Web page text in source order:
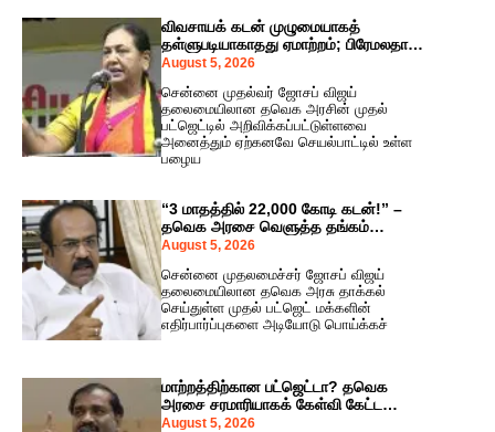
விவசாயக் கடன் முழுமையாகத்
தள்ளுபடியாகாதது ஏமாற்றம்; பிரேமலதா
விஜயகாந்த் கடும் விமர்சனம்!
August 5, 2026
சென்னை முதல்வர் ஜோசப் விஜய்
தலைமையிலான தவெக அரசின் முதல்
பட்ஜெட்டில் அறிவிக்கப்பட்டுள்ளவை
அனைத்தும் ஏற்கனவே செயல்பாட்டில் உள்ள
பழைய
“3 மாதத்தில் 22,000 கோடி கடன்!” –
தவெக அரசை வெளுத்த தங்கம்
தென்னரசு!
August 5, 2026
சென்னை முதலமைச்சர் ஜோசப் விஜய்
தலைமையிலான தவெக அரசு தாக்கல்
செய்துள்ள முதல் பட்ஜெட் மக்களின்
எதிர்பார்ப்புகளை அடியோடு பொய்க்கச்
மாற்றத்திற்கான பட்ஜெட்டா? தவெக
அரசை சரமாரியாகக் கேள்வி கேட்ட
வேல்முருகன்!
August 5, 2026